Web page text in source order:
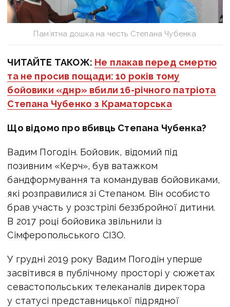
Пам`ятна дошка на честь Степана Чубенка
ЧИТАЙТЕ ТАКОЖ: Не плакав перед смертю
та не просив пощади: 10 років тому
бойовики «днр» вбили 16-річного патріота
Степана Чубенко з Краматорська
Що відомо про вбивць Степана Чубенка?
Вадим Погодін. Бойовик, відомий під
позивним «Керч», був ватажком
бандформування та командував бойовиками,
які розправилися зі Степаном. Він особисто
брав участь у розстрілі беззбройної дитини.
В 2017 році бойовика звільнили із
Сімферопольського СІЗО.
У грудні 2019 року Вадим Погодін уперше
засвітився в публічному просторі у сюжетах
севастопольських телеканалів директора
у статусі представницької підрядної